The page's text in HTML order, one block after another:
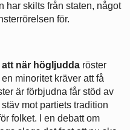
har skilts från staten, något
för.
när högljudda röster
minoritet kräver att få
är förbjudna får stöd av
mot partiets tradition
folket. I en debatt om